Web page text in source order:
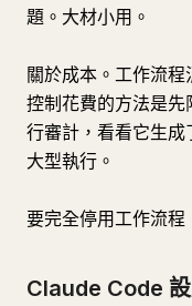
題。大材小用。
關於成本。工作流
控制花費的方法是
行審計，看看它生
大型執行。
要完全停用工作流程
Claude Code 設